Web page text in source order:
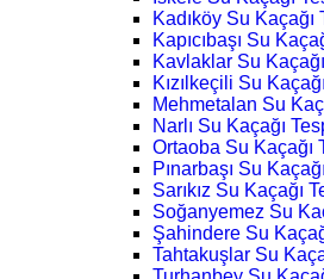
Kadıköy Su Kaçağı
Kapıcıbaşı Su
Kavlaklar Su
Kızılkeçili Su
Mehmetalan Su
Narlı Su Kaçağı
Ortaoba Su Kaçağı
Pınarbaşı Su
Sarıkız Su Kaçağı
Soğanyemez Su
Şahindere Su
Tahtakuşlar Su